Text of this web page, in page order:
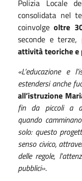
Polizia Locale
consolidata nel
coinvolgeoltre
seconde e
attività teoriche e
«L’educazione e
estendersi anche
all’istruzione
fin da piccoli a
quando
solo: questo
senso civico,
delle regole,
pubblici».